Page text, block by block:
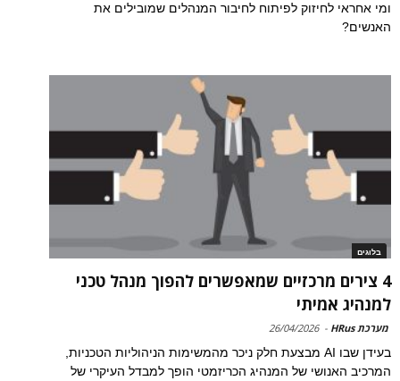
ומי אחראי לחיזוק לפיתוח לחיבור המנהלים שמובילים את
האנשים?
בלוגים
4 צירים מרכזיים שמאפשרים להפוך מנהל טכני
למנהיג אמיתי
מערכת HRus -
26/04/2026
בעידן שבו AI מבצעת חלק ניכר מהמשימות הניהוליות הטכניות,
המרכיב האנושי של המנהיג הכריזמטי הופך למבדל העיקרי של